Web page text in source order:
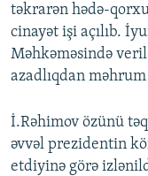
təkrarən hədə-
cinayət işi açılıb.
Məhkəməsində
azadlıqdan
İ.Rəhimov özünü
əvvəl prezidentin
etdiyinə görə